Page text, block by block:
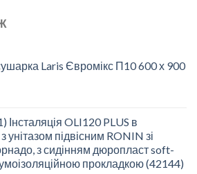
Laris Євромікс П10 600 х 900
Інсталяція OLI120 PLUS в
унітазом підвісним RONIN зі
з сидінням дюропласт soft-
прокладкою (42144)